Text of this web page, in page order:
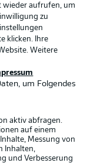
wieder aufrufen, um
zu
klicken. Ihre
Weitere
um Folgendes
aktiv abfragen.
auf einem
Messung von
Inhalten,
und Verbesserung